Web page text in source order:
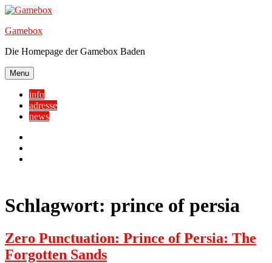
Skip
content
Gamebox
Die Homepage der Gamebox Baden
Menu
info
adresse
news
Schlagwort: prince of persia
Zero Punctuation: Prince of Persia: The
Forgotten Sands